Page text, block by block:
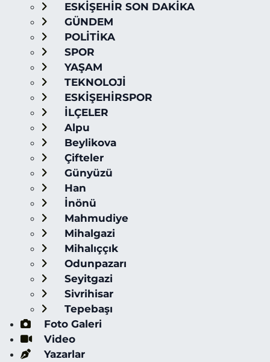
ESKİŞEHİR SON DAKİKA
GÜNDEM
POLİTİKA
SPOR
YAŞAM
TEKNOLOJİ
ESKİŞEHİRSPOR
İLÇELER
Alpu
Beylikova
Çifteler
Günyüzü
Han
İnönü
Mahmudiye
Mihalgazi
Mihalıççık
Odunpazarı
Seyitgazi
Sivrihisar
Tepebaşı
Foto Galeri
Video
Yazarlar